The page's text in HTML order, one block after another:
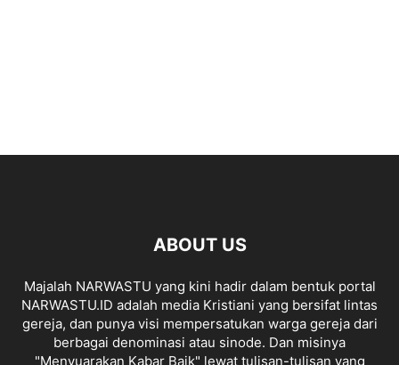
ABOUT US
Majalah NARWASTU yang kini hadir dalam bentuk portal
NARWASTU.ID adalah media Kristiani yang bersifat lintas
gereja, dan punya visi mempersatukan warga gereja dari
berbagai denominasi atau sinode. Dan misinya
"Menyuarakan Kabar Baik" lewat tulisan-tulisan yang